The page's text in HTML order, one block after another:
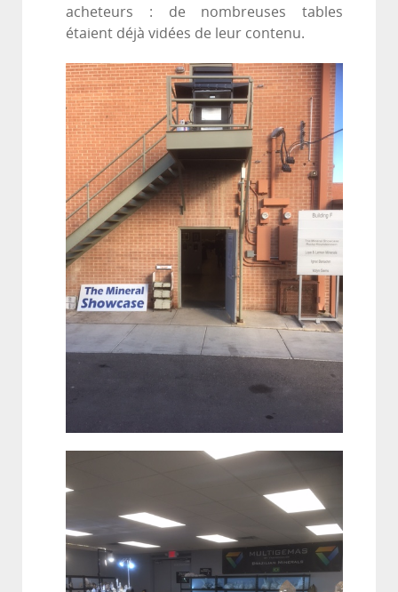
acheteurs : de nombreuses tables
étaient déjà vidées de leur contenu.